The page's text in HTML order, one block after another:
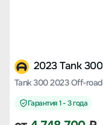
2023 Tank 300
Tank 300 2023 Off-
Гарантия 1 - 3 года